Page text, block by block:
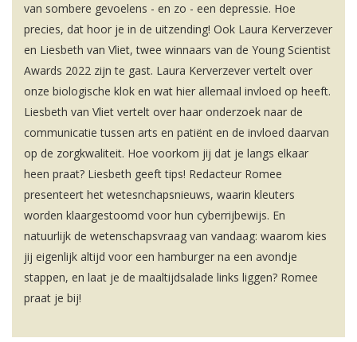
van sombere gevoelens - en zo - een depressie. Hoe
precies, dat hoor je in de uitzending! Ook Laura Kerverzever
en Liesbeth van Vliet, twee winnaars van de Young Scientist
Awards 2022 zijn te gast. Laura Kerverzever vertelt over
onze biologische klok en wat hier allemaal invloed op heeft.
Liesbeth van Vliet vertelt over haar onderzoek naar de
communicatie tussen arts en patiënt en de invloed daarvan
op de zorgkwaliteit. Hoe voorkom jij dat je langs elkaar
heen praat? Liesbeth geeft tips! Redacteur Romee
presenteert het wetesnchapsnieuws, waarin kleuters
worden klaargestoomd voor hun cyberrijbewijs. En
natuurlijk de wetenschapsvraag van vandaag: waarom kies
jij eigenlijk altijd voor een hamburger na een avondje
stappen, en laat je de maaltijdsalade links liggen? Romee
praat je bij!